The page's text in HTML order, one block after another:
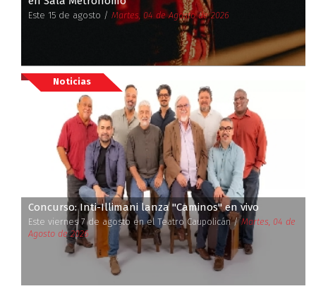
Este 15 de agosto / Martes, 04 de Agosto de 2026
Noticias
Concurso: Inti-Illimani lanza ''Caminos'' en vivo
Este viernes 7 de agosto en el Teatro Caupolicán /Martes, 04 de
Agosto de 2026